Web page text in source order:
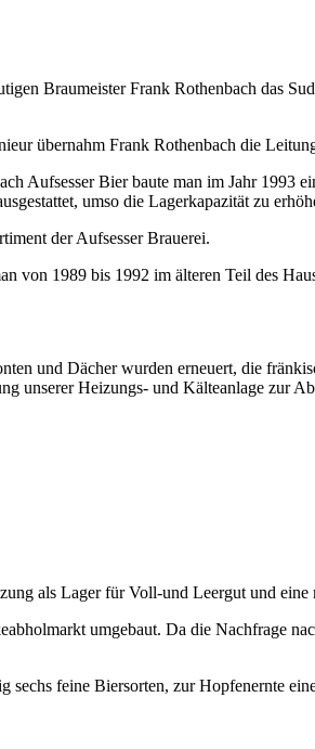
Braumeister Frank Rothenbach das
übernahm Frank Rothenbach die
Aufsesser Bier baute man im Jahr 1993
umso die Lagerkapazität zu
der Aufsesser Brauerei.
von 1989 bis 1992 im älteren Teil des
und Dächer wurden erneuert, die
unserer Heizungs- und Kälteanlage zur
als Lager für Voll-und Leergut und
umgebaut. Da die Nachfrage
feine Biersorten, zur Hopfenernte